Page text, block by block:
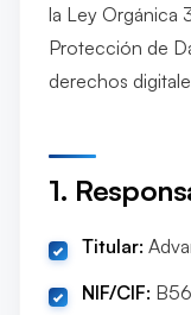
la Ley Orgánica
Protección de
derechos
1.
Titular:
NIF/CIF: